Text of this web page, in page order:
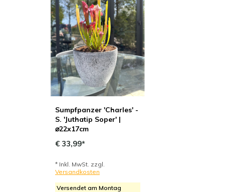
Sumpfpanzer 'Charles' -
S. 'Juthatip Soper' |
⌀22x17cm
€ 33,99*
* Inkl. MwSt. zzgl.
Versandkosten
Versendet am Montag